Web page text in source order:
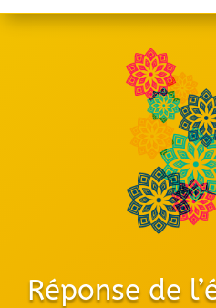
Réponse de